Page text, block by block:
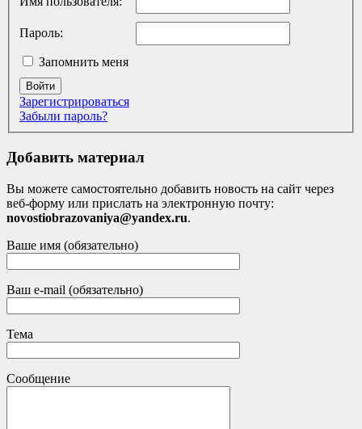
Пароль:
Запомнить меня
Войти
Зарегистрироваться
Забыли пароль?
Добавить материал
Вы можете самостоятельно добавить новость на сайт через
веб-форму или прислать на электронную почту:
novostiobrazovaniya@yandex.ru.
Ваше имя (обязательно)
Ваш e-mail (обязательно)
Тема
Сообщение